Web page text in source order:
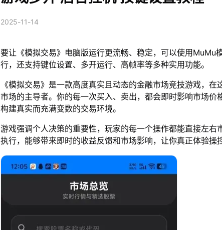
2025-11-14
要让《模拟交易》电脑版运行更流畅、稳定，可以使用MuMu
行，还支持键位设置、多开运行、高帧率等多种实用功能。
《模拟交易》是一款高度真实且动态的金融市场竞技游戏，
市场的主导者。你的每一次买入、卖出，都会即时影响市场价
构建真实而充满变数的交易环境。
游戏强调个人决策的重要性，玩家的每一个操作都能直接左右
执行，能够带来即时的收益反馈和市场影响，让你真正体验操